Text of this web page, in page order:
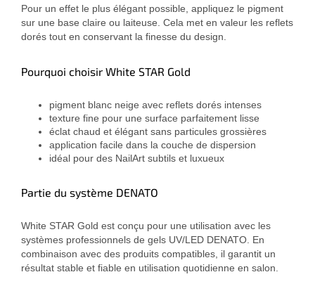
Pour un effet le plus élégant possible, appliquez le pigment
sur une base claire ou laiteuse. Cela met en valeur les reflets
dorés tout en conservant la finesse du design.
Pourquoi choisir White STAR Gold
pigment blanc neige avec reflets dorés intenses
texture fine pour une surface parfaitement lisse
éclat chaud et élégant sans particules grossières
application facile dans la couche de dispersion
idéal pour des NailArt subtils et luxueux
Partie du système DENATO
White STAR Gold est conçu pour une utilisation avec les
systèmes professionnels de gels UV/LED DENATO. En
combinaison avec des produits compatibles, il garantit un
résultat stable et fiable en utilisation quotidienne en salon.